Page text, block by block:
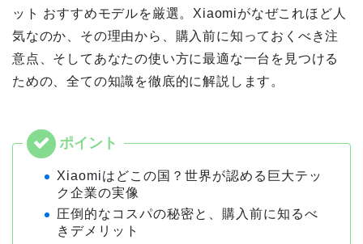
ット おすすめモデルを厳選。Xiaomiがなぜこれほど人
気なのか、その理由から、購入前に知っておくべき注
意点、そしてあなたの使い方に最適な一台を見つける
ための、全ての知識を徹底的に解説します。
Xiaomiはどこの国？世界が認める巨大テッ
ク企業の実像
圧倒的なコスパの秘密と、購入前に知るべ
きデメリット